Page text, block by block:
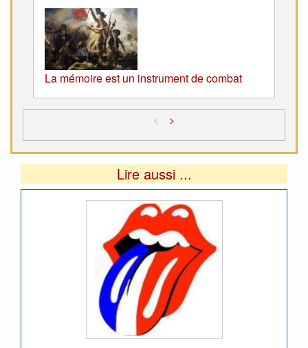
La mémoire est un instrument de combat
< >
Lire aussi ...